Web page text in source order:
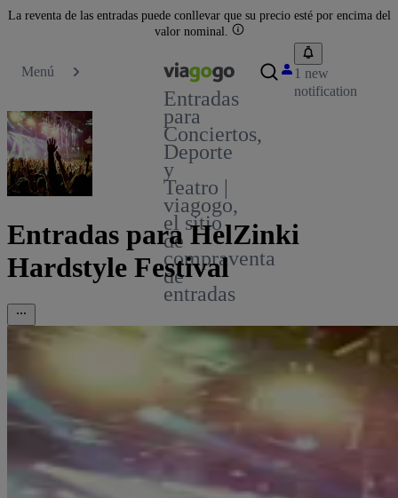
La reventa de las entradas puede conllevar que su precio esté por encima del
valor nominal.
Menú
Entradas
para
Conciertos,
Deporte
y
Teatro |
viagogo,
el sitio
de
compraventa
de
entradas
1 new
notification
Entradas para HelZinki
Hardstyle Festival